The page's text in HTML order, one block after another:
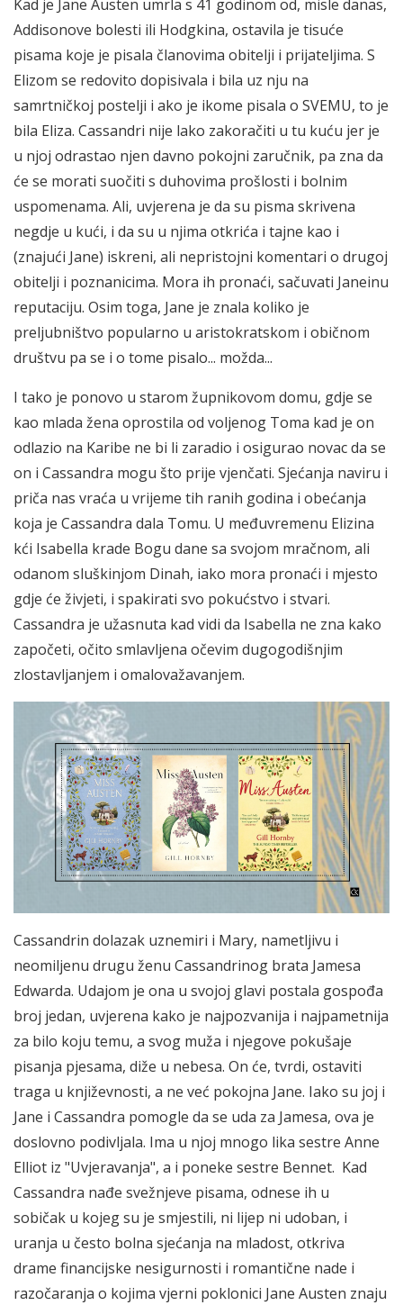
Kad je Jane Austen umrla s 41 godinom od, misle danas,
Addisonove bolesti ili Hodgkina, ostavila je tisuće
pisama koje je pisala članovima obitelji i prijateljima. S
Elizom se redovito dopisivala i bila uz nju na
samrtničkoj postelji i ako je ikome pisala o SVEMU, to je
bila Eliza. Cassandri nije lako zakoračiti u tu kuću jer je
u njoj odrastao njen davno pokojni zaručnik, pa zna da
će se morati suočiti s duhovima prošlosti i bolnim
uspomenama. Ali, uvjerena je da su pisma skrivena
negdje u kući, i da su u njima otkrića i tajne kao i
(znajući Jane) iskreni, ali nepristojni komentari o drugoj
obitelji i poznanicima. Mora ih pronaći, sačuvati Janeinu
reputaciju. Osim toga, Jane je znala koliko je
preljubništvo popularno u aristokratskom i običnom
društvu pa se i o tome pisalo... možda...
I tako je ponovo u starom župnikovom domu, gdje se
kao mlada žena oprostila od voljenog Toma kad je on
odlazio na Karibe ne bi li zaradio i osigurao novac da se
on i Cassandra mogu što prije vjenčati. Sjećanja naviru i
priča nas vraća u vrijeme tih ranih godina i obećanja
koja je Cassandra dala Tomu. U međuvremenu Elizina
kći Isabella krade Bogu dane sa svojom mračnom, ali
odanom sluškinjom Dinah, iako mora pronaći i mjesto
gdje će živjeti, i spakirati svo pokućstvo i stvari.
Cassandra je užasnuta kad vidi da Isabella ne zna kako
započeti, očito smlavljena očevim dugogodišnjim
zlostavljanjem i omalovažavanjem.
Cassandrin dolazak uznemiri i Mary, nametljivu i
neomiljenu drugu ženu Cassandrinog brata Jamesa
Edwarda. Udajom je ona u svojoj glavi postala gospođa
broj jedan, uvjerena kako je najpozvanija i najpametnija
za bilo koju temu, a svog muža i njegove pokušaje
pisanja pjesama, diže u nebesa. On će, tvrdi, ostaviti
traga u književnosti, a ne već pokojna Jane. Iako su joj i
Jane i Cassandra pomogle da se uda za Jamesa, ova je
doslovno podivljala. Ima u njoj mnogo lika sestre Anne
Elliot iz "Uvjeravanja", a i poneke sestre Bennet. Kad
Cassandra nađe svežnjeve pisama, odnese ih u
sobičak u kojeg su je smjestili, ni lijep ni udoban, i
uranja u često bolna sjećanja na mladost, otkriva
drame financijske nesigurnosti i romantične nade i
razočaranja o kojima vjerni poklonici Jane Austen znaju